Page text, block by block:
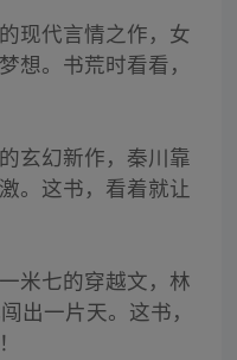
现代言情之作，女
想。书荒时看看，
玄幻新作，秦川靠
。这书，看着就让
米七的穿越文，林
出一片天。这书，